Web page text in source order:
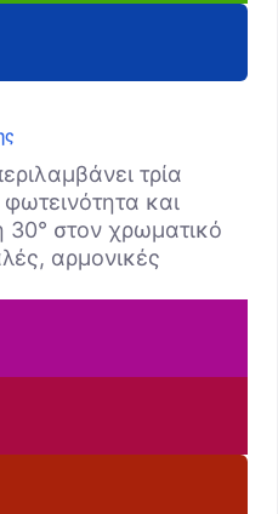
τρία
και
στον χρωματικό
αρμονικές